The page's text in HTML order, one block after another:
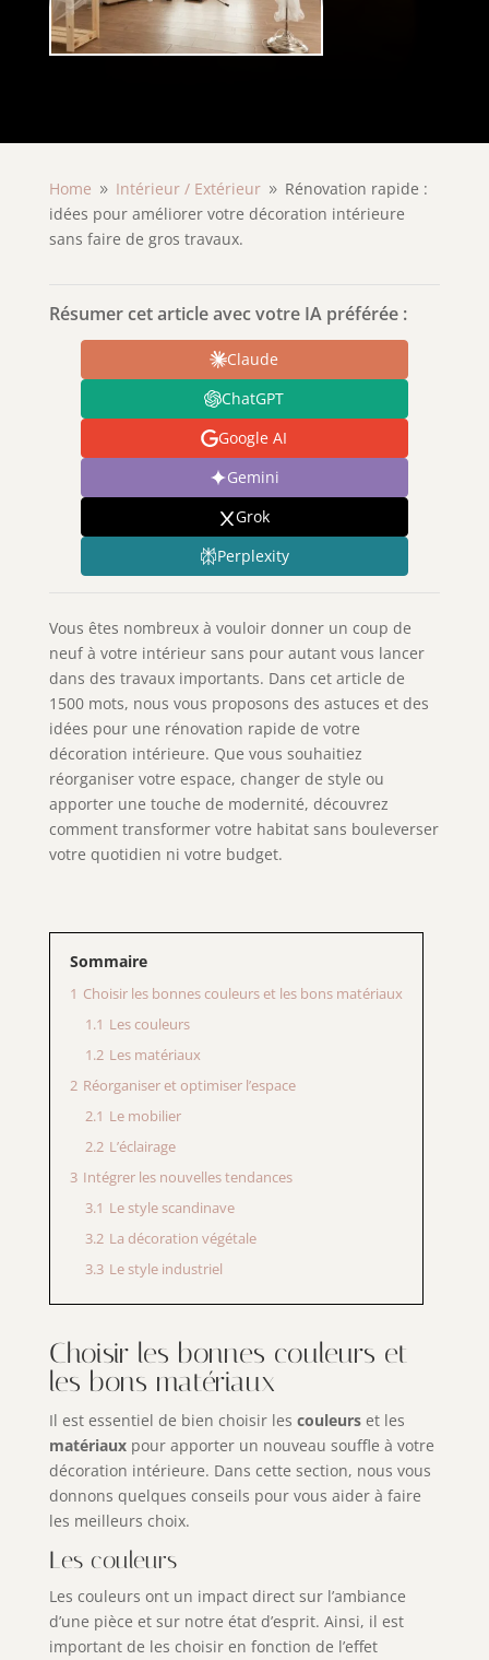
Home 9 Intérieur /Extérieur 9 Rénovation rapide :
idées pour améliorer votre décoration intérieure
sans faire de gros travaux.
Résumer cet article avec votre IA préférée :
Claude
ChatGPT
Google AI
Gemini
Grok
Perplexity
Vous êtes nombreux à vouloir donner un coup de
neuf à votre intérieur sans pour autant vous lancer
dans des travaux importants. Dans cet article de
1500 mots, nous vous proposons des astuces et des
idées pour une rénovation rapide de votre
décoration intérieure. Que vous souhaitiez
réorganiser votre espace, changer de style ou
apporter une touche de modernité, découvrez
comment transformer votre habitat sans bouleverser
votre quotidien ni votre budget.
Sommaire
1 Choisir les bonnes couleurs et les bons matériaux
1.1 Les couleurs
1.2 Les matériaux
2 Réorganiser et optimiser l’espace
2.1 Le mobilier
2.2 L’éclairage
3 Intégrer les nouvelles tendances
3.1 Le style scandinave
3.2 La décoration végétale
3.3 Le style industriel
Choisir les bonnes couleurs et
les bons matériaux
Il est essentiel de bien choisir les couleurset les
matériauxpour apporter un nouveau souffle à votre
décoration intérieure. Dans cette section, nous vous
donnons quelques conseils pour vous aider à faire
les meilleurs choix.
Les couleurs
Les couleurs ont un impact direct sur l’ambiance
d’une pièce et sur notre état d’esprit. Ainsi, il est
important de les choisir en fonction de l’effet